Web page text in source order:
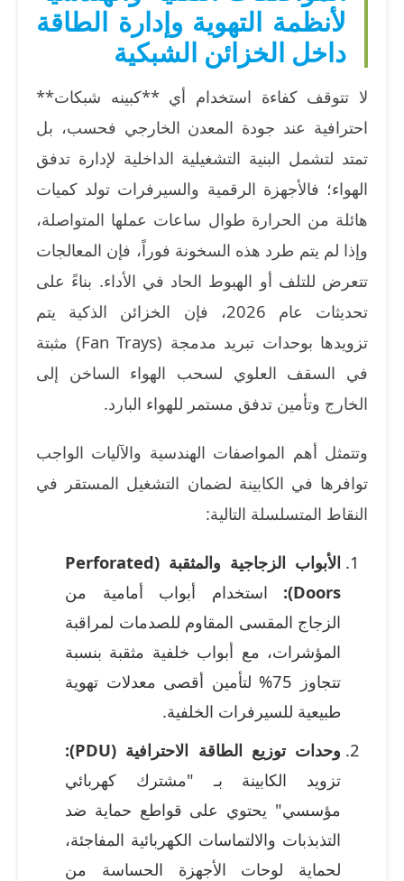
لأنظمة التهوية وإدارة الطاقة
داخل الخزائن الشبكية
لا تتوقف كفاءة استخدام أي **كبينه شبكات**
احترافية عند جودة المعدن الخارجي فحسب، بل
تمتد لتشمل البنية التشغيلية الداخلية لإدارة تدفق
الهواء؛ فالأجهزة الرقمية والسيرفرات تولد كميات
هائلة من الحرارة طوال ساعات عملها المتواصلة،
وإذا لم يتم طرد هذه السخونة فوراً، فإن المعالجات
تتعرض للتلف أو الهبوط الحاد في الأداء. بناءً على
تحديثات عام 2026، فإن الخزائن الذكية يتم
تزويدها بوحدات تبريد مدمجة (Fan Trays) مثبتة
في السقف العلوي لسحب الهواء الساخن إلى
الخارج وتأمين تدفق مستمر للهواء البارد.
وتتمثل أهم المواصفات الهندسية والآليات الواجب
توافرها في الكابينة لضمان التشغيل المستقر في
النقاط المتسلسلة التالية:
الأبواب الزجاجية والمثقبة (Perforated
Doors):
استخدام أبواب أمامية من
الزجاج المقسى المقاوم للصدمات لمراقبة
المؤشرات، مع أبواب خلفية مثقبة بنسبة
تتجاوز 75% لتأمين أقصى معدلات تهوية
طبيعية للسيرفرات الخلفية.
وحدات توزيع الطاقة الاحترافية (PDU):
تزويد الكابينة بـ "مشترك كهربائي
مؤسسي" يحتوي على قواطع حماية ضد
التذبذبات والالتماسات الكهربائية المفاجئة،
لحماية لوحات الأجهزة الحساسة من